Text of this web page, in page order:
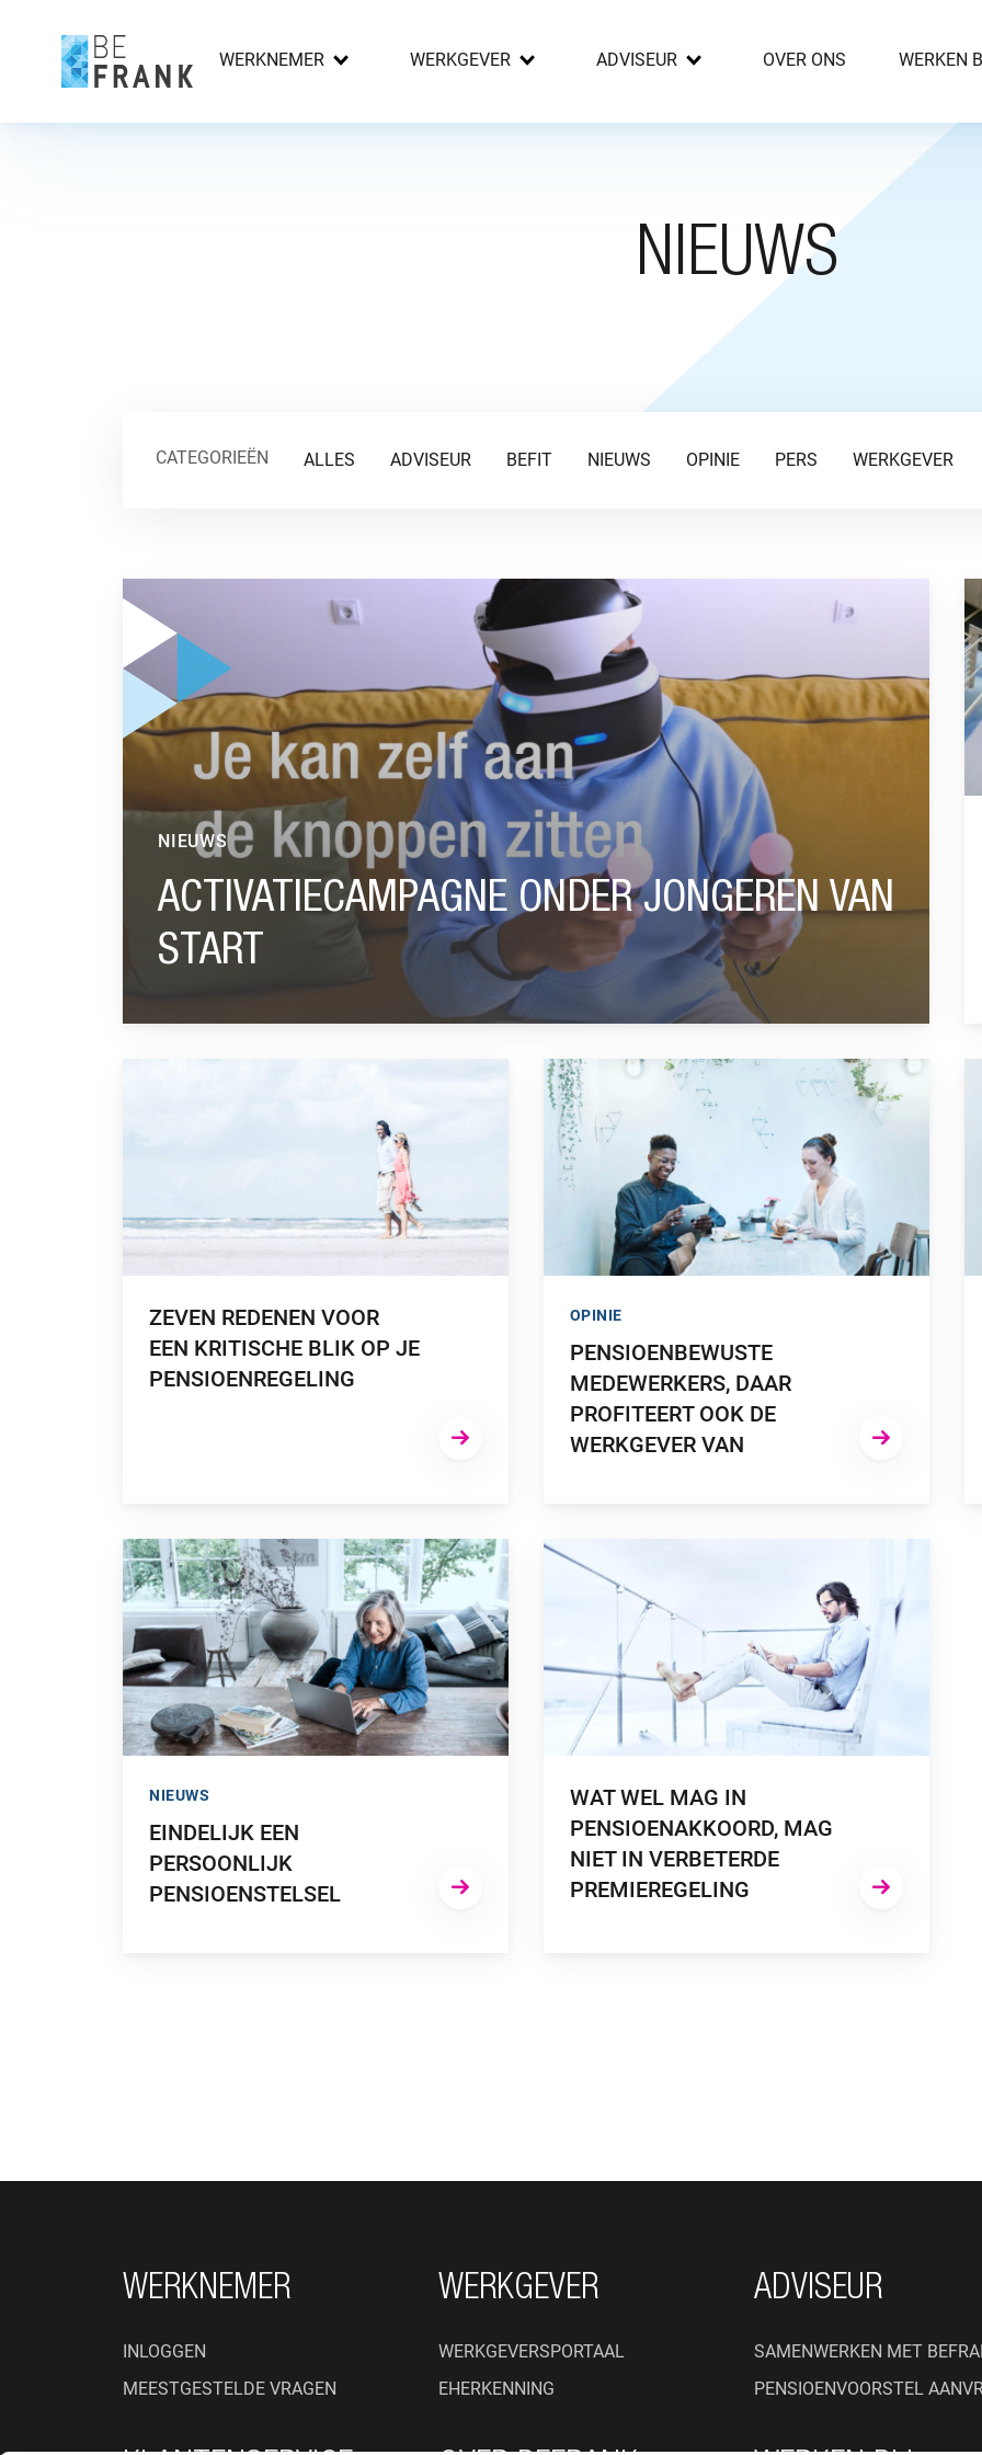
WERKNEMER WERKGEVER ADVISEUR OVER ONS WERKEN
NIEUWS
CATEGORIEËN ALLES ADVISEUR BEFIT NIEUWS OPINIE PERS WERKGEVER
GA NAAR “ACTIVATIECAMPAGNE ONDER JONGEREN VAN START”
ACTIVATIECAMPAGNE ONDER JONGEREN VAN
START
NIEUWS
GA NAAR “ZEVEN REDENEN VOOR EEN KRITISCHE BLIK OP JE PENSIOENREGELING”
ZEVEN REDENEN VOOR
EEN KRITISCHE BLIK OP JE
PENSIOENREGELING
GA NAAR “PENSIOENBEWUSTE MEDEWERKERS, DAAR
PENSIOENBEWUSTE
MEDEWERKERS, DAAR
PROFITEERT OOK DE
WERKGEVER VAN
OPINIE
GA NAAR “EINDELIJK EEN PERSOONLIJK PENSIOENSTELSEL”
EINDELIJK EEN
PERSOONLIJK
PENSIOENSTELSEL
NIEUWS
GA NAAR “WAT WEL MAG IN PENSIOENAKKOORD, MAG
WAT WEL MAG IN
PENSIOENAKKOORD, MAG
NIET IN VERBETERDE
PREMIEREGELING
FOOTER NAVIGATIE
WERKNEMER
INLOGGEN
MEESTGESTELDE VRAGEN
WERKGEVER
WERKGEVERSPORTAAL
EHERKENNING
ADVISEUR
SAMENWERKEN MET
PENSIOENVOORSTEL